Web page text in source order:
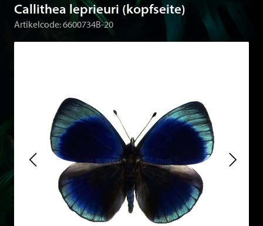
Callithea leprieuri (kopfseite)
Artikelcode: 6600734B-20